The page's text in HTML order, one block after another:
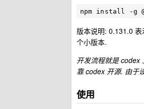
npm install -g
版本说明: 0.131.0
个小版本.
开发流程就是 codex
靠 codex 开源. 由于
使用